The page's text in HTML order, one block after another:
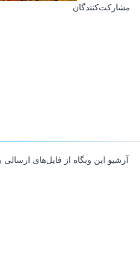
مشارکت‌کنندگان
آرشیو این وبگاه از فایل‌های